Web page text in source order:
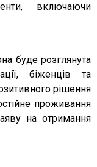
включаючи
буде розглянута
біженців та
рішення
проживання
на отримання